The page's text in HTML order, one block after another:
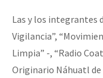
Las y los integrantes
Vigilancia”,
Limpia” -, “Radio
Originario Náhuatl de